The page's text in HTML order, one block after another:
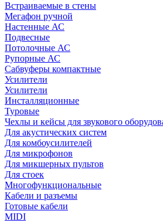
Встраиваемые в стены
Мегафон ручной
Настенные АС
Подвесные
Потолочные АС
Рупорные АС
Сабвуферы компактные
Усилители
Усилители
Инсталляционные
Туровые
Чехлы и кейсы для звукового
Для акустических систем
Для комбоусилителей
Для микрофонов
Для микшерных пультов
Для стоек
Многофункциональные
Кабели и разъемы
Готовые кабели
MIDI